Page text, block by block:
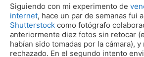
Siguiendo con mi experimento de
internet, hace un par de semanas fui
Shutterstock como fotógrafo
anteriormente diez fotos sin retocar
habían sido tomadas por la cámara), y
rechazado. En el segundo intento